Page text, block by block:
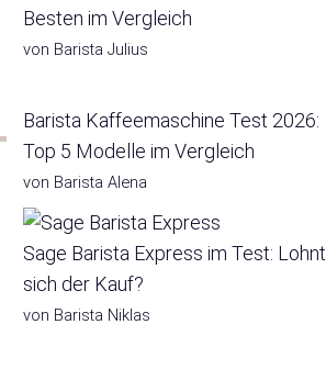
Besten im Vergleich
von Barista Julius
Barista Kaffeemaschine Test 2026:
Top 5 Modelle im Vergleich
von Barista Alena
Sage Barista Express im Test: Lohnt
sich der Kauf?
von Barista Niklas